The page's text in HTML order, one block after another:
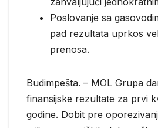
Poslovanje sa
pad rezultata uprkos
prenosa.
Budimpešta. – MOL Grupa
finansijske rezultate za prvi
godine. Dobit pre